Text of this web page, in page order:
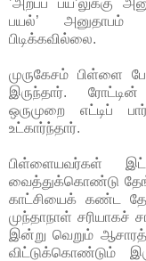
பயல்’ அனுதாபம்
பிடிக்கவில்லை.
முருகேசம் பிள்ளை
இருந்தார்.
ஒருமுறை எட்டிப்
உட்கார்ந்தார்.
பிள்ளையவர்கள்
வைத்துக்கொண்டு
காட்சியைக் கண்ட
முந்தாநாள் சரியாகச்
இன்று வெறும்
விட்டுக்கொண்டும்